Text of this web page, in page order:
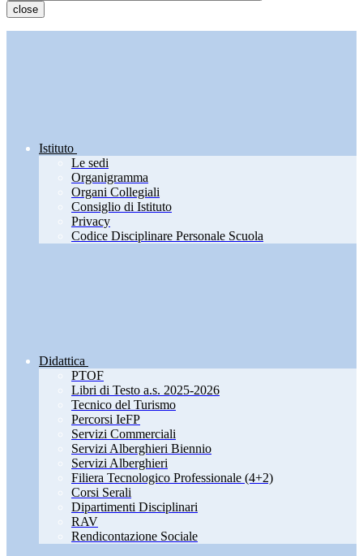
close
Istituto
Le sedi
Organigramma
Organi Collegiali
Consiglio di Istituto
Privacy
Codice Disciplinare Personale Scuola
Didattica
PTOF
Libri di Testo a.s. 2025-2026
Tecnico del Turismo
Percorsi IeFP
Servizi Commerciali
Servizi Alberghieri Biennio
Servizi Alberghieri
Filiera Tecnologico Professionale (4+2)
Corsi Serali
Dipartimenti Disciplinari
RAV
Rendicontazione Sociale